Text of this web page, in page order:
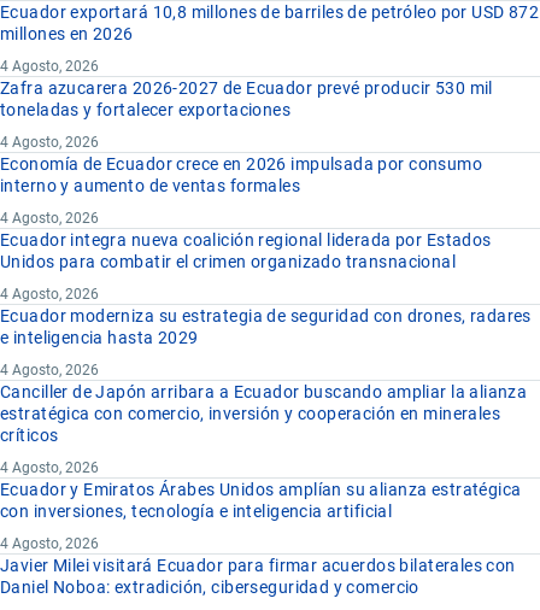
Ecuador exportará 10,8 millones de barriles de petróleo por USD 872
millones en 2026
4 Agosto, 2026
Zafra azucarera 2026-2027 de Ecuador prevé producir 530 mil
toneladas y fortalecer exportaciones
4 Agosto, 2026
Economía de Ecuador crece en 2026 impulsada por consumo
interno y aumento de ventas formales
4 Agosto, 2026
Ecuador integra nueva coalición regional liderada por Estados
Unidos para combatir el crimen organizado transnacional
4 Agosto, 2026
Ecuador moderniza su estrategia de seguridad con drones, radares
e inteligencia hasta 2029
4 Agosto, 2026
Canciller de Japón arribara a Ecuador buscando ampliar la alianza
estratégica con comercio, inversión y cooperación en minerales
críticos
4 Agosto, 2026
Ecuador y Emiratos Árabes Unidos amplían su alianza estratégica
con inversiones, tecnología e inteligencia artificial
4 Agosto, 2026
Javier Milei visitará Ecuador para firmar acuerdos bilaterales con
Daniel Noboa: extradición, ciberseguridad y comercio